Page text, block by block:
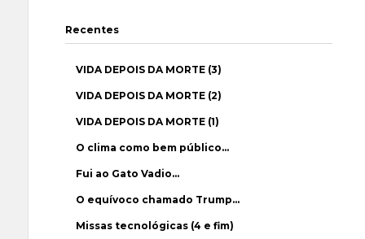
Recentes
VIDA DEPOIS DA MORTE (3)
VIDA DEPOIS DA MORTE (2)
VIDA DEPOIS DA MORTE (1)
O clima como bem público…
Fui ao Gato Vadio…
O equívoco chamado Trump…
Missas tecnológicas (4 e fim)